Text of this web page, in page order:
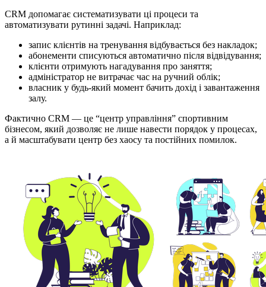
CRM допомагає систематизувати ці процеси та
автоматизувати рутинні задачі. Наприклад:
запис клієнтів на тренування відбувається без накладок;
абонементи списуються автоматично після відвідування;
клієнти отримують нагадування про заняття;
адміністратор не витрачає час на ручний облік;
власник у будь-який момент бачить дохід і завантаження
залу.
Фактично CRM — це “центр управління” спортивним
бізнесом, який дозволяє не лише навести порядок у процесах,
а й масштабувати центр без хаосу та постійних помилок.